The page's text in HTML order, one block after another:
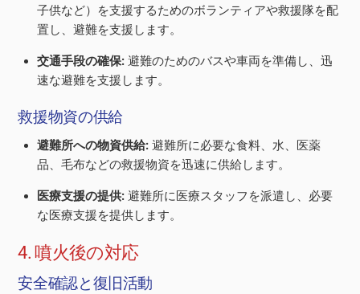
子供など）を支援するためのボランティアや救援隊を配
置し、避難を支援します。
交通手段の確保: 避難のためのバスや車両を準備し、迅
速な避難を支援します。
救援物資の供給
避難所への物資供給: 避難所に必要な食料、水、医薬
品、毛布などの救援物資を迅速に供給します。
医療支援の提供: 避難所に医療スタッフを派遣し、必要
な医療支援を提供します。
4. 噴火後の対応
安全確認と復旧活動